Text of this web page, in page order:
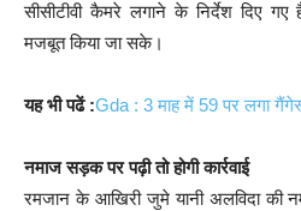
सीसीटीवी कैमरे लगाने के निर्देश दिए
मजबूत किया जा सके।
यह भी पढें :Gda : 3 माह में 59 पर लगा
नमाज सड़क पर पढ़ी तो होगी कार्रवाई
रमजान के आखिरी जुमे यानी अलविदा की